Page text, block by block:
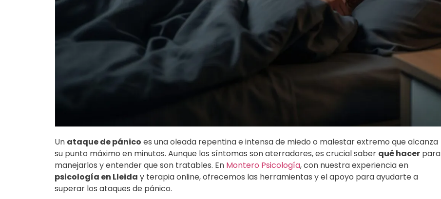
Un ataque de pánico es una oleada repentina e intensa de miedo o malestar extremo que alcanza
su punto máximo en minutos. Aunque los síntomas son aterradores, es crucial saber qué hacer para
manejarlos y entender que son tratables. En Montero Psicología, con nuestra experiencia en
psicología en Lleida y terapia online, ofrecemos las herramientas y el apoyo para ayudarte a
superar los ataques de pánico.